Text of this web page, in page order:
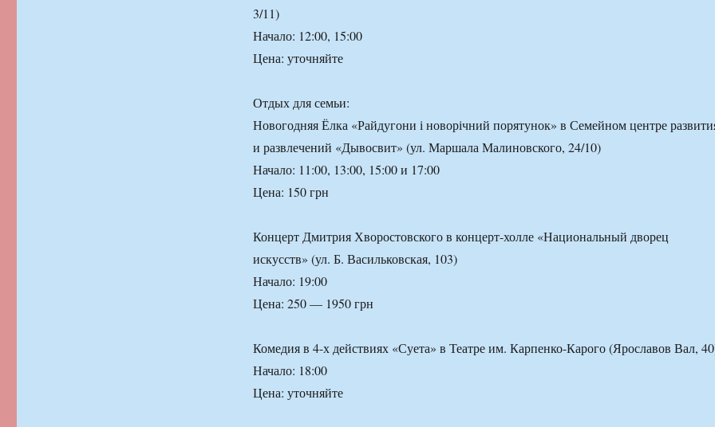
3/11)
Начало: 12:00, 15:00
Цена: уточняйте
Отдых для семьи:
Новогодняя Ёлка «Райдугони і новорічний порятунок» в Семейном центре
и развлечений «Дывосвит» (ул. Маршала Малиновского, 24/10)
Начало: 11:00, 13:00, 15:00 и 17:00
Цена: 150 грн
Концерт Дмитрия Хворостовского в концерт-холле «Национальный дворец
искусств» (ул. Б. Васильковская, 103)
Начало: 19:00
Цена: 250 — 1950 грн
Комедия в 4-х действиях «Суета» в Театре им. Карпенко-Карого (Ярославов Вал,
Начало: 18:00
Цена: уточняйте